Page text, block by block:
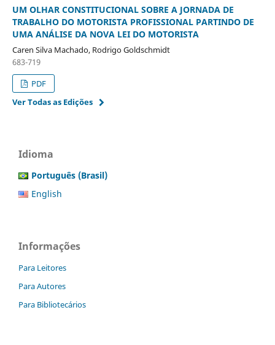
UM OLHAR CONSTITUCIONAL SOBRE A JORNADA DE
TRABALHO DO MOTORISTA PROFISSIONAL PARTINDO DE
UMA ANÁLISE DA NOVA LEI DO MOTORISTA
Caren Silva Machado, Rodrigo Goldschmidt
683-719
PDF
Ver Todas as Edições
Idioma
Português (Brasil)
English
Informações
Para Leitores
Para Autores
Para Bibliotecários